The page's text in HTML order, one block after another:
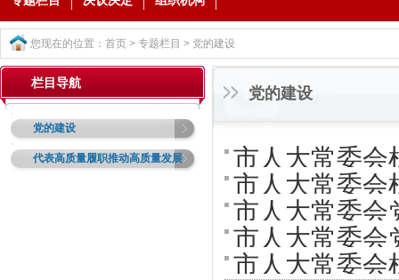
您现在的位置： 首页 > 专题栏目 > 党的建设
栏目导航
党的建设
代表高质量履职推动高质量发展
党的建设
市人大常委会
市人大常委会
次集中学习
市人大常委会
中学习
市人大常委会
市人大常委会